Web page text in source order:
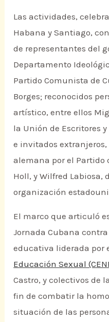
Las actividades,
Habana y Santiago,
de representantes del
Departamento
Partido Comunista de
Borges; reconocidos
artístico, entre ellos
la Unión de Escritores y
e invitados
alemana por el Partido
Holl, y Wilfred Labiosa,
organización
El marco que articuló
Jornada Cubana
educativa liderada por
Educación Sexual
Castro, y colectivos de
fin de combatir la
situación de las